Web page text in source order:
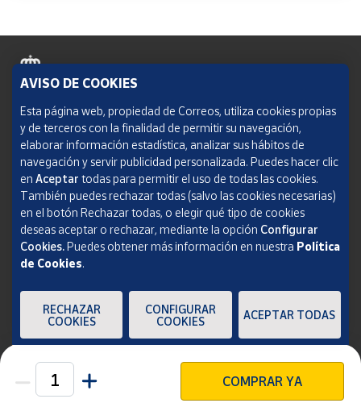
Unidades COMPRAR YA
Política de cookies
Aviso legal
Condiciones del servicio
Política de Privacidad Web
Informe de transparencia
SOCIEDAD ESTATAL CORREOS Y TELÉGRAFOS, S.A., S.M.E. Todos los derechos
AVISO DE COOKIES
Esta página web, propiedad de Correos, utiliza cookies propias
y de terceros con la finalidad de permitir su navegación,
elaborar información estadística, analizar sus hábitos de
navegación y servir publicidad personalizada. Puedes hacer clic
en Aceptar todas para permitir el uso de todas las cookies.
También puedes rechazar todas (salvo las cookies necesarias)
en el botón Rechazar todas, o elegir qué tipo de cookies
deseas aceptar o rechazar, mediante la opción Configurar
Cookies.Puedes obtener más información en nuestra Política
de Cookies.
RECHAZAR
COOKIES
CONFIGURAR
COOKIES
ACEPTAR TODAS